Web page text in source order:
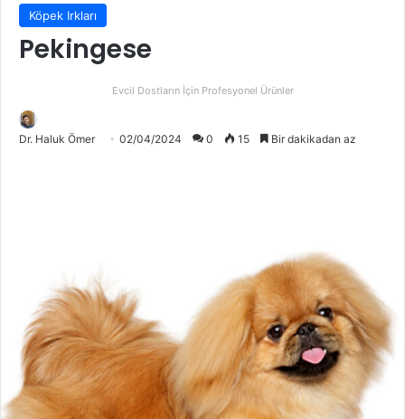
Köpek Irkları
Pekingese
Evcil Dostların İçin Profesyonel Ürünler
Dr. Haluk Ömer 02/04/2024 0 15 Bir dakikadan az